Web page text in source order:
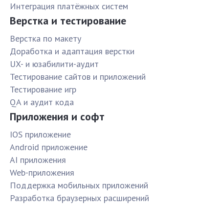
Интеграция платёжных систем
Верстка и тестирование
Верстка по макету
Доработка и адаптация верстки
UX- и юзабилити-аудит
Тестирование сайтов и приложений
Тестирование игр
QA и аудит кода
Приложения и софт
IOS приложение
Android приложение
AI приложения
Web-приложения
Поддержка мобильных приложений
Разработка браузерных расширений